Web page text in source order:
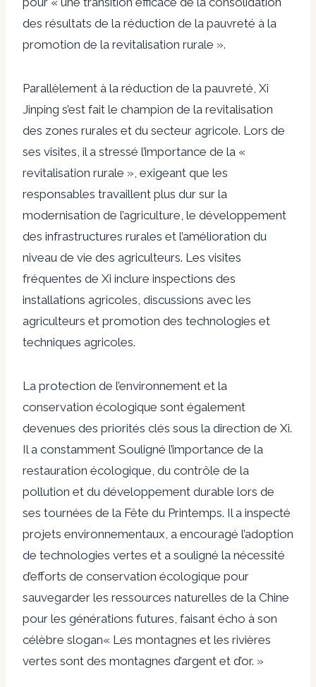
des résultats de la réduction de la pauvreté à la
promotion de la revitalisation rurale ».
Parallèlement à la réduction de la pauvreté, Xi
Jinping s’est fait le champion de la revitalisation
des zones rurales et du secteur agricole. Lors de
ses visites, il a stressé l’importance de la «
revitalisation rurale », exigeant que les
responsables travaillent plus dur sur la
modernisation de l’agriculture, le développement
des infrastructures rurales et l’amélioration du
niveau de vie des agriculteurs. Les visites
fréquentes de Xi inclure inspections des
installations agricoles, discussions avec les
agriculteurs et promotion des technologies et
techniques agricoles.
La protection de l’environnement et la
conservation écologique sont également
devenues des priorités clés sous la direction de Xi.
Il a constamment Souligné l’importance de la
restauration écologique, du contrôle de la
pollution et du développement durable lors de
ses tournées de la Fête du Printemps. Il a inspecté
projets environnementaux, a encouragé l’adoption
de technologies vertes et a souligné la nécessité
d’efforts de conservation écologique pour
sauvegarder les ressources naturelles de la Chine
pour les générations futures, faisant écho à son
célèbre slogan« Les montagnes et les rivières
vertes sont des montagnes d’argent et d’or. »